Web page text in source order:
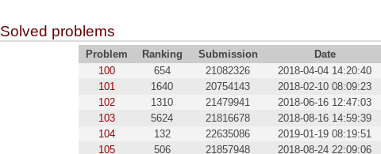
Solved problems
Problem Ranking Submission Date
100
654 21082326 2018-04-04 14:20:40
101
1640 20754143 2018-02-10 08:09:23
102
1310 21479941 2018-06-16 12:47:03
103
5624 21816678 2018-08-16 14:59:39
104
132 22635086 2019-01-19 08:19:51
105
506 21857948 2018-08-24 22:09:06